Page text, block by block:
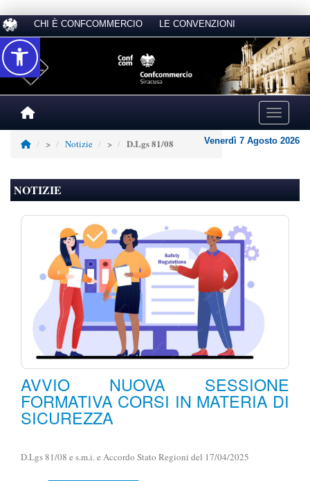
CHI È CONFCOMMERCIO LE CONVENZIONI
Toggle
> Notizie > D.Lgs 81/08 Venerdì 7 Agosto 2026
NOTIZIE
AVVIO NUOVA SESSIONE
FORMATIVA CORSI IN MATERIA DI
SICUREZZA
D.Lgs 81/08 e s.m.i. e Accordo Stato Regioni del 17/04/2025
Accessibilità